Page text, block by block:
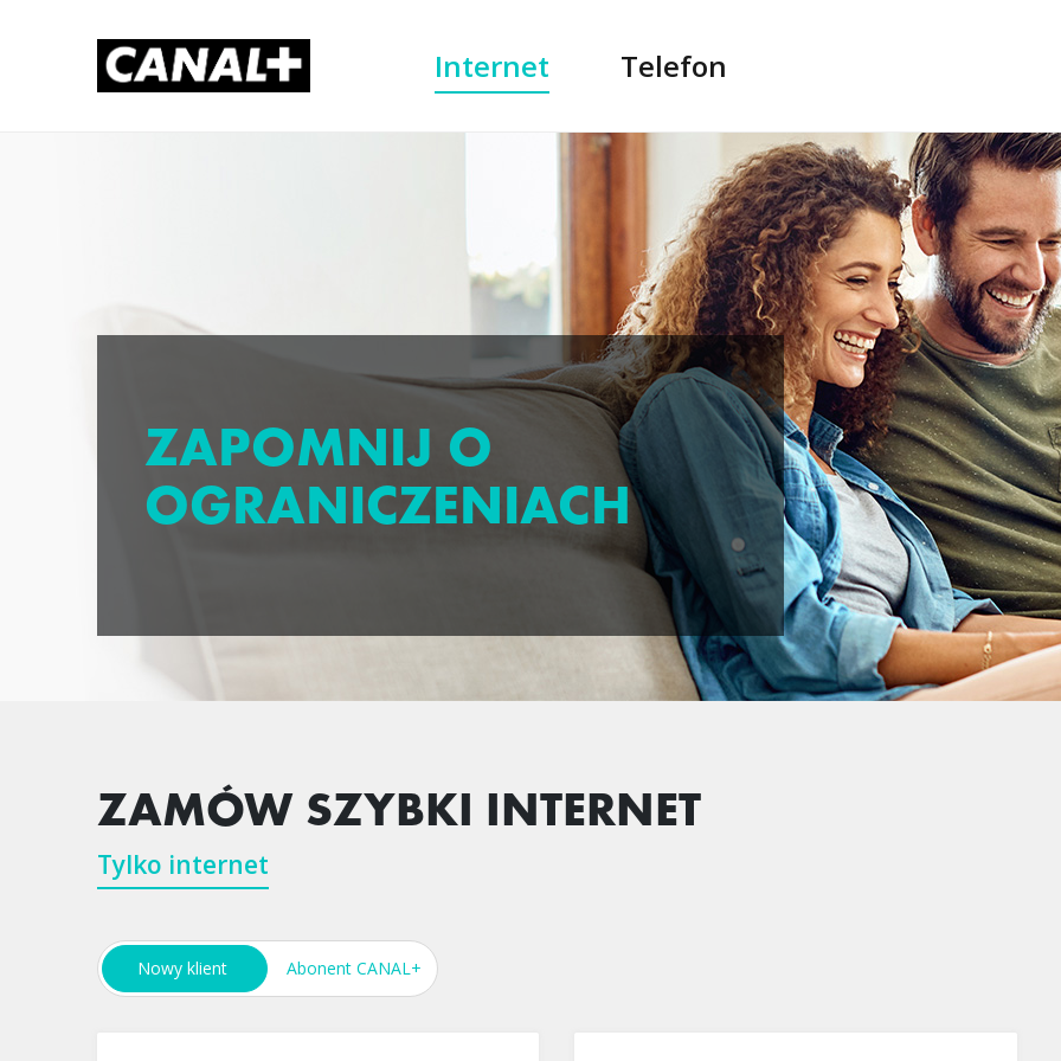
Internet Telefon
ZAPOMNIJ O
OGRANICZENIACH
ZAMÓW SZYBKI INTERNET
Tylko internet
Oferta tylko dla nowych klientów .
Nowy klient Abonent CANAL+